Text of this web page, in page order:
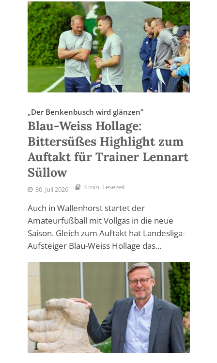
„Der Benkenbusch wird glänzen”
Blau-Weiss Hollage:
Bittersüßes Highlight zum
Auftakt für Trainer Lennart
Süllow
30. Juli 2026 3 min. Lesezeit
Auch in Wallenhorst startet der
Amateurfußball mit Vollgas in die neue
Saison. Gleich zum Auftakt hat Landesliga-
Aufsteiger Blau-Weiss Hollage das...